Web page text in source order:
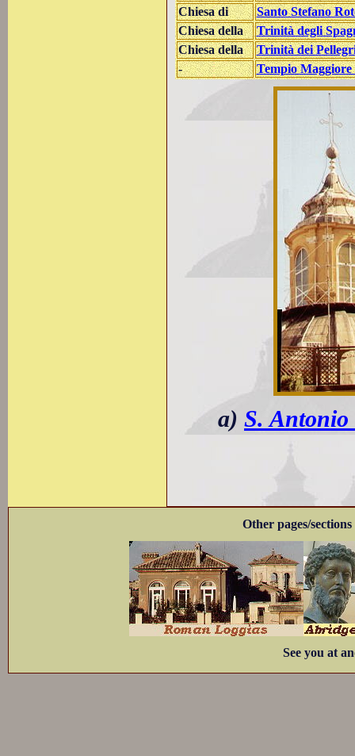
Chiesa di
Santo Stefano
Chiesa della
Trinità degli
Chiesa della
Trinità dei
-
Tempio Maggiore
a) S. Antonio
Other pages/
See you at